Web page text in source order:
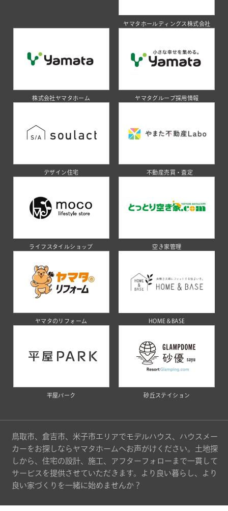
ヤマタホールディングス株式会社
株式会社ヤマタホーム ヤマタグループ採用情報
デザイン住宅 不動産売買・査定
ライフスタイルショップ 空き家管理
ヤマタのリフォーム HOME＆BASE
平屋パーク 砂丘ステイション
鳥取市、倉吉市、米子市エリアでモデルハウス、ハウスメー
カーをお探しならヤマタホームへお声がけください。土地探
しから、住宅の設計、施工、アフターフォローまで一貫して
サービスを提供させていただきます。より良い暮らし、より
良い家づくりを一緒に始めませんか？